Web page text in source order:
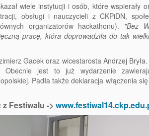
wiele instytucji i osób, które wspierały
obsługi i nauczycieli z CKPiDN,
organizatorów hackathonu). "Bez
pracę, która doprowadziła do tak
Gacek oraz wicestarosta Andrzej
Obecnie jest to już wydarzenie
Padła także deklaracja włączenia
Festiwalu ->